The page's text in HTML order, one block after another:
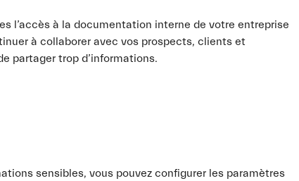
l’accès à la documentation interne de votre entreprise
à collaborer avec vos prospects, clients et
partager trop d’informations.
sensibles, vous pouvez configurer les paramètres